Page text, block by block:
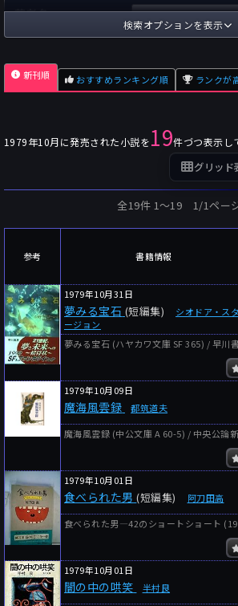
著者名
国内
海外
出版社
フォーマット
単行本
～
～
～
読者数
年代
年代と月の範囲
先月以降 今月以降
年
年
細かく検索
検索オプションを表示
新刊順 おすすめランキング順 ランクが
1979年10月に発売された小説を19件づつ表示し
グリッド
全19件 1〜19 1/1ペー
参考 書籍情報
1979年10月31日
夢みる宝石 (短編集)
シオドア・スタ
ージョン
夢みる宝石 (ハヤカワ文庫 SF 365) / 早川
1979年10月09日
魔海風雲録 都筑道夫
魔海風雲録 (中公文庫 A 60-5) / 中央公論
1979年10月01日
食べられた男 (短編集) 阿刀田高
食べられた男―42のショートショート
1979年10月01日
闇の中の哄笑 半村良